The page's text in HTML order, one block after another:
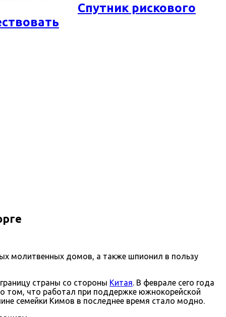
Спутник рискового
молитвенных домов, а также шпионил в пользу
страны со стороны Китая. В феврале сего года
том, что работал при поддержке южнокорейской
семейки Кимов в последнее время стало модно.